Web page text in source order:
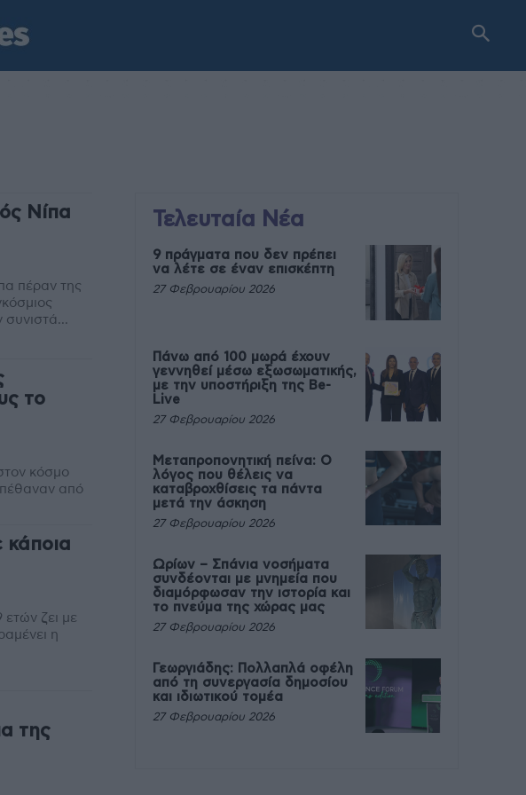
Νίπα
πέραν της
συνιστά...
το
κόσμο
από
κάποια
ετών ζει με
η
της
Τελευταία Νέα
9 πράγματα που δεν πρέπει
να λέτε σε έναν επισκέπτη
27 Φεβρουαρίου 2026
Πάνω από 100 μωρά έχουν
γεννηθεί μέσω εξωσωματικής,
με την υποστήριξη της Be-
Live
27 Φεβρουαρίου 2026
Μεταπροπονητική πείνα: Ο
λόγος που θέλεις να
καταβροχθίσεις τα πάντα
μετά την άσκηση
27 Φεβρουαρίου 2026
Ωρίων – Σπάνια νοσήματα
συνδέονται με μνημεία που
διαμόρφωσαν την ιστορία και
το πνεύμα της χώρας μας
27 Φεβρουαρίου 2026
Γεωργιάδης: Πολλαπλά οφέλη
από τη συνεργασία δημοσίου
και ιδιωτικού τομέα
27 Φεβρουαρίου 2026